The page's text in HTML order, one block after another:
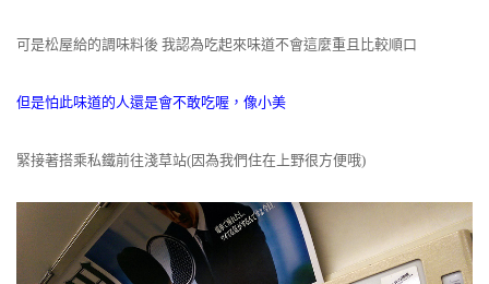
可是松屋給的調味料後 我認為吃起來味道不會這麼重且比較順口
但是怕此味道的人還是會不敢吃喔，像小美
緊接著搭乘私鐵前往淺草站(因為我們住在上野很方便哦)